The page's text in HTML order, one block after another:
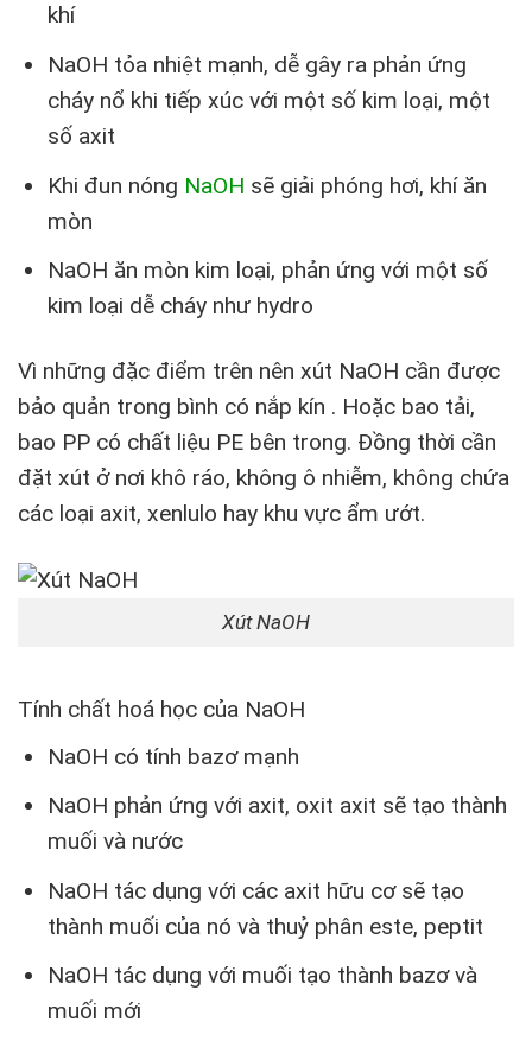
khí
NaOH tỏa nhiệt mạnh, dễ gây ra phản ứng
cháy nổ khi tiếp xúc với một số kim loại, một
số axit
Khi đun nóng NaOH sẽ giải phóng hơi, khí ăn
mòn
NaOH ăn mòn kim loại, phản ứng với một số
kim loại dễ cháy như hydro
Vì những đặc điểm trên nên xút NaOH cần được
bảo quản trong bình có nắp kín . Hoặc bao tải,
bao PP có chất liệu PE bên trong. Đồng thời cần
đặt xút ở nơi khô ráo, không ô nhiễm, không chứa
các loại axit, xenlulo hay khu vực ẩm ướt.
Xút NaOH
Tính chất hoá học của NaOH
NaOH có tính bazơ mạnh
NaOH phản ứng với axit, oxit axit sẽ tạo thành
muối và nước
NaOH tác dụng với các axit hữu cơ sẽ tạo
thành muối của nó và thuỷ phân este, peptit
NaOH tác dụng với muối tạo thành bazơ và
muối mới